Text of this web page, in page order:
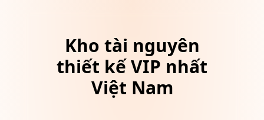
Kho tài nguyên
thiết kế VIP nhất
Việt Nam